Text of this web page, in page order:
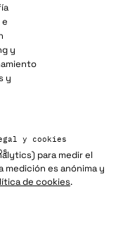
y
y
y cookies
para medir el
medición es anónima y
de cookies.